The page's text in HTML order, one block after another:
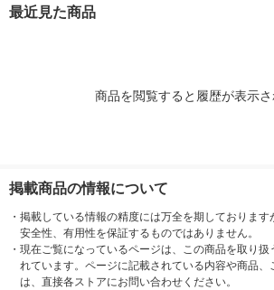
1セット（2本） ライ
最近見た商品
商品を閲覧すると履歴が表示
掲載商品の情報について
・ 掲載している情報の精度には万全を期しております
安全性、有用性を保証するものではありません。
・ 現在ご覧になっているページは、この商品を取り扱
れています。ページに記載されている内容や商品、
は、直接各ストアにお問い合わせください。